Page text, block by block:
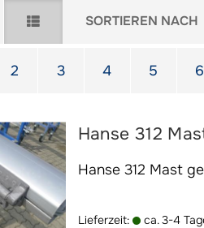
SORTIEREN NACH
Sortieren nach
2 3 4 5 6
Hanse 312
Hanse 312 Mast
Lieferzeit: ca. 3-4